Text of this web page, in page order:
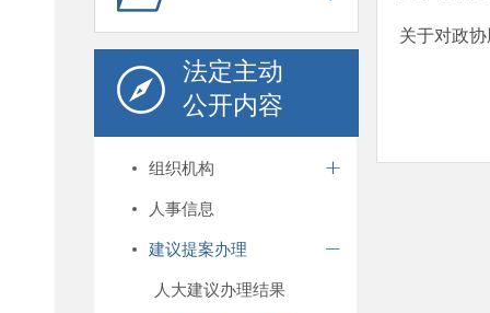
法定主动
公开内容
组织机构
人事信息
建议提案办理
人大建议办理结果
关于对政